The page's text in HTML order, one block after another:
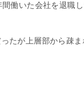
働いた会社を退職し
たが上層部から疎